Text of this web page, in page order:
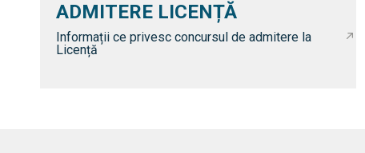
ADMITERE LICENȚĂ
Informații ce privesc concursul de admitere la
Licență